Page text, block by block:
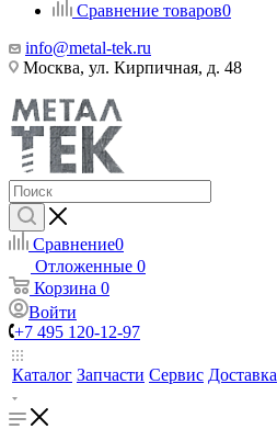
Сравнение товаров0
info@metal-tek.ru
Москва, ул. Кирпичная, д. 48
Сравнение0
Отложенные 0
Корзина 0
Войти
+7 495 120-12-97
Каталог Запчасти Сервис Доставка